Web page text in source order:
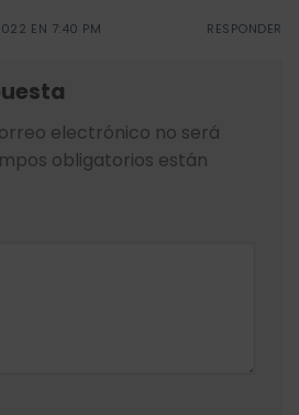
EN 7:40 PM RESPONDER
electrónico no será
obligatorios están